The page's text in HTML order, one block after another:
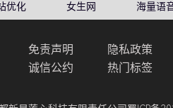
优化 女生网 海量语
免责声明 隐私政策
诚信公约 热门标签